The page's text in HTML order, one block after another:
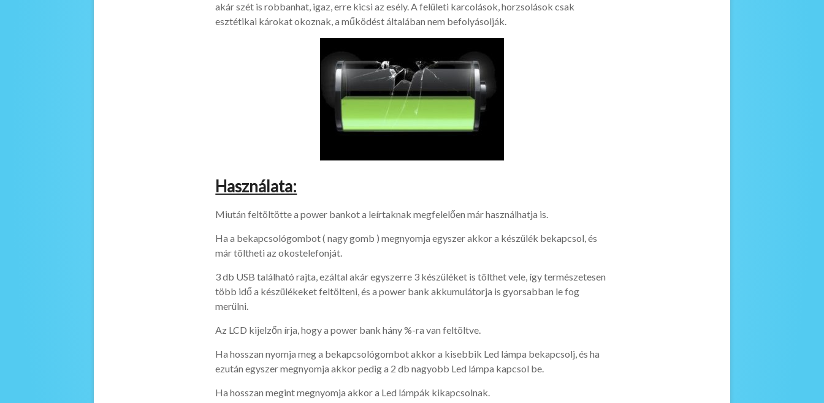
akár szét is robbanhat, igaz, erre kicsi az esély. A felületi karcolások, horzsolások csak
esztétikai károkat okoznak, a működést általában nem befolyásolják.
Használata:
Miután feltöltötte a power bankot a leírtaknak megfelelően már használhatja is.
Ha a bekapcsológombot ( nagy gomb ) megnyomja egyszer akkor a készülék bekapcsol, és
már töltheti az okostelefonját.
3 db USB található rajta, ezáltal akár egyszerre 3 készüléket is tölthet vele, így természetesen
több idő a készülékeket feltölteni, és a power bank akkumulátorja is gyorsabban le fog
merülni.
Az LCD kijelzőn írja, hogy a power bank hány %-ra van feltöltve.
Ha hosszan nyomja meg a bekapcsológombot akkor a kisebbik Led lámpa bekapcsolj, és ha
ezután egyszer megnyomja akkor pedig a 2 db nagyobb Led lámpa kapcsol be.
Ha hosszan megint megnyomja akkor a Led lámpák kikapcsolnak.